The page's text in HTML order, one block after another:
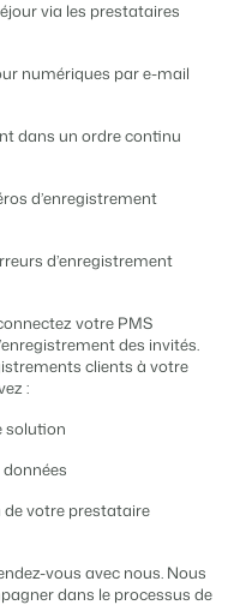
marque et marketing de
Experts
Experts
via les prestataires
numériques par e-mail
dans un ordre continu
d’enregistrement
d’enregistrement
votre PMS
des invités.
clients à votre
:
solution
votre prestataire
vous avec nous. Nous
dans le processus de